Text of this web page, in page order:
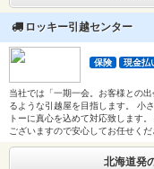
ロッキー引越センター
保険 現金払
当社では「一期一会。お客様との
るような引越屋を目指します。 小
トーに真心を込めて対応致します
ございますので安心してお任せくだ
北海道発